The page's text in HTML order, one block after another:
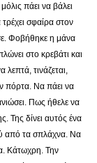
πάει να βάλει
σφαίρα στον
Φοβήθηκε η μάνα
στο κρεβάτι και
λεπτά, τινάζεται,
πόρτα. Να πάει να
Πως ήθελε να
Της δίνει αυτός ένα
από τα σπλάχνα. Να
Κάτωχρη. Την